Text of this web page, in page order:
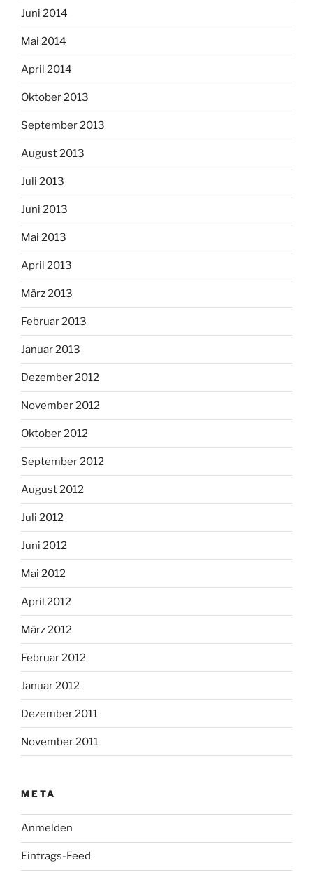
Juni 2014
Mai 2014
April 2014
Oktober 2013
September 2013
August 2013
Juli 2013
Juni 2013
Mai 2013
April 2013
März 2013
Februar 2013
Januar 2013
Dezember 2012
November 2012
Oktober 2012
September 2012
August 2012
Juli 2012
Juni 2012
Mai 2012
April 2012
März 2012
Februar 2012
Januar 2012
Dezember 2011
November 2011
META
Anmelden
Eintrags-Feed